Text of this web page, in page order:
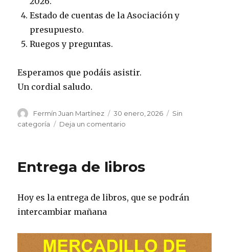
Estado de cuentas de la Asociación y
presupuesto.
Ruegos y preguntas.
Esperamos que podáis asistir.
Un cordial saludo.
Autor
Fermín Juan Martínez
Publicado
el
30 enero, 2026 Categorías
Sin
categoría
Deja un comentario
día
febrero
Entrega de libros
Hoy es la entrega de libros, que se podrán
intercambiar mañana